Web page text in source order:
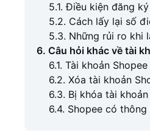
5.1. Điều kiện đăng
5.2. Cách lấy lại số
5.3. Những rủi ro khi
6. Câu hỏi khác về tài
6.1. Tài khoản
6.2. Xóa tài khoản
6.3. Bị khóa tài
6.4. Shopee có